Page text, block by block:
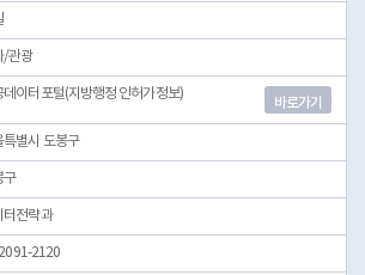
/관광
데이터포털(지방행정 인허가정보)
바로가기
특별시 도봉구
구
터전략과
2120